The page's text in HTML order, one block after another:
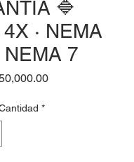
🔷
· NEMA
NEMA 7
Precio
*